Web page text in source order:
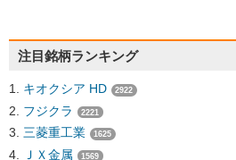
注目銘柄ランキング
キオクシア HD 2922
フジクラ 2221
三菱重工業 1625
ＪＸ金属 1569